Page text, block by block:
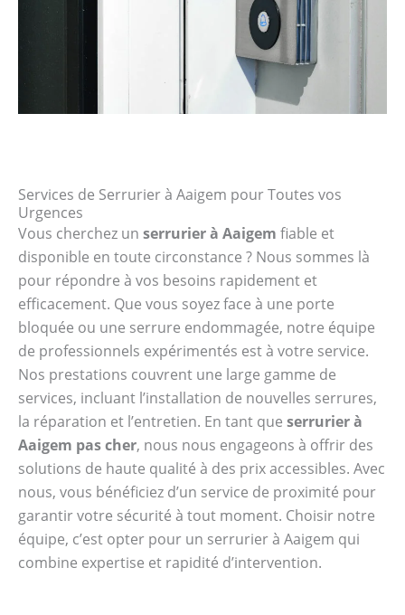
Services de Serrurier à Aaigem pour Toutes vos
Urgences
Vous cherchez un serrurier à Aaigem fiable et
disponible en toute circonstance ? Nous sommes là
pour répondre à vos besoins rapidement et
efficacement. Que vous soyez face à une porte
bloquée ou une serrure endommagée, notre équipe
de professionnels expérimentés est à votre service.
Nos prestations couvrent une large gamme de
services, incluant l’installation de nouvelles serrures,
la réparation et l’entretien. En tant que serrurier à
Aaigem pas cher, nous nous engageons à offrir des
solutions de haute qualité à des prix accessibles. Avec
nous, vous bénéficiez d’un service de proximité pour
garantir votre sécurité à tout moment. Choisir notre
équipe, c’est opter pour un serrurier à Aaigem qui
combine expertise et rapidité d’intervention.